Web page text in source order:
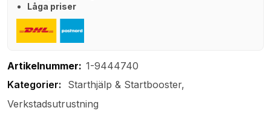
Låga priser
Artikelnummer: 1-9444740
Starthjälp & Startbooster
Verkstadsutrustning